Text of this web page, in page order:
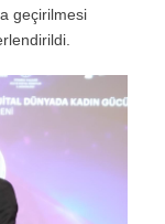
geçirilmesi